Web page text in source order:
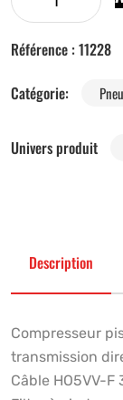
Référence : 11228
Catégorie:
Univers produit
Description
Compresseur
transmission
Câble HO5VV-F